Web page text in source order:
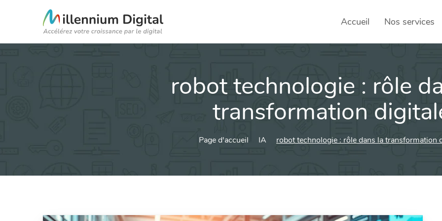
Accueil Nos services
SEO
Social
robot technologie : rôle
transformation
Page d'accueil IA robot technologie : rôle dans la transformation